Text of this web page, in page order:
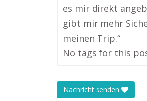
es mir direkt
gibt mir mehr
meinen Trip.“
No tags for this
Nachricht senden